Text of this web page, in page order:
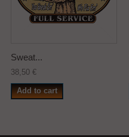
Sweat...
38,50 €
Add to cart